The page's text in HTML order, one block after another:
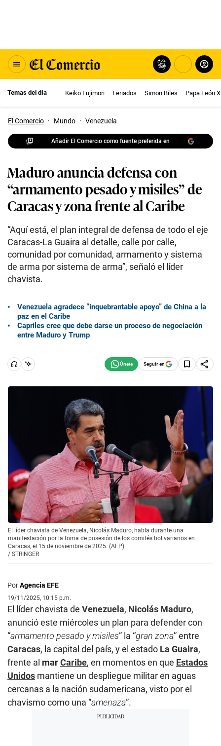
Temas del día Keiko Fujimori Feriados Simon Biles Papa León
El Comercio · Mundo · Venezuela
Añadir El Comercio como fuente preferida en
Maduro anuncia defensa con
“armamento pesado y misiles” de
Caracas y zona frente al Caribe
“Aquí está, el plan integral de defensa de todo el eje
Caracas-La Guaira al detalle, calle por calle,
comunidad por comunidad, armamento y sistema
de arma por sistema de arma”, señaló el líder
chavista.
Venezuela agradece “inquebrantable apoyo” de China a la
paz en el Caribe
Capriles cree que debe darse un proceso de negociación
entre Maduro y Trump
Seguir en
El líder chavista de Venezuela, Nicolás Maduro, habla durante una
manifestación por la toma de posesión de los comités bolivarianos en
Caracas, el 15 de noviembre de 2025. (AFP)
/ STRINGER
PorAgencia EFE
19/11/2025, 10:15 p.m.
El líder chavista de Venezuela, Nicolás Maduro,
anunció este miércoles un plan para defender con
“armamento pesado y misiles” la “gran zona” entre
Caracas, la capital del país, y el estado La Guaira,
frente al marCaribe, en momentos en que Estados
Unidos mantiene un despliegue militar en aguas
cercanas a la nación sudamericana, visto por el
chavismo como una “amenaza”.